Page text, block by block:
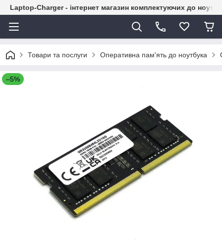
Laptop-Charger - інтернет магазин комплектуючих до
Товари та послуги Оперативна пам'ять до ноутбука
–5%